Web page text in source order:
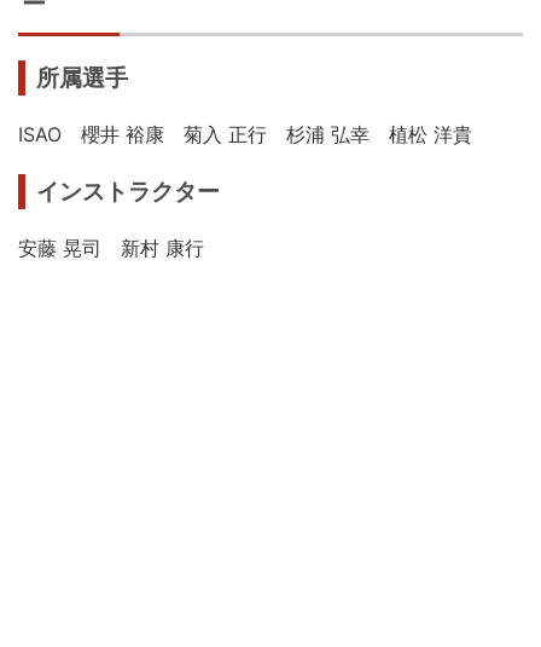
所属選手
ISAO 櫻井 裕康 菊入 正行 杉浦 弘幸 植松 洋貴
インストラクター
安藤 晃司 新村 康行